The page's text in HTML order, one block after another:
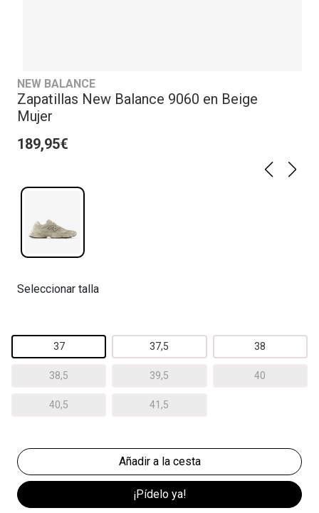
NEW BALANCE
Zapatillas New Balance 9060 en Beige
Mujer
189,95€
Seleccionar talla
37 37,5 38
38,5 39,5 40
40,5 41,5
¡Pídelo ya!